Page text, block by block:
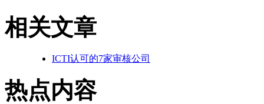
相关文章
ICTI认可的7家审核公司
热点内容